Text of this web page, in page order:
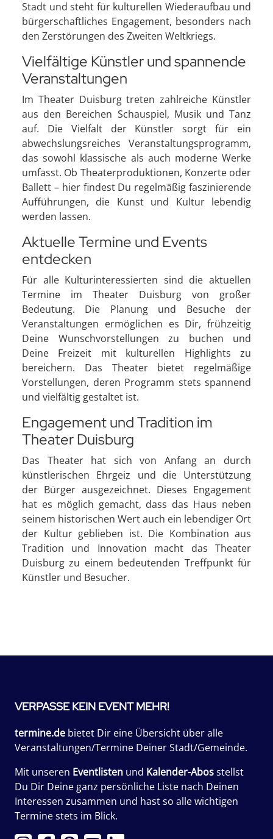
Stadt und steht für kulturellen Wiederaufbau und
bürgerschaftliches Engagement, besonders nach
den Zerstörungen des Zweiten Weltkriegs.
Vielfältige Künstler und spannende
Veranstaltungen
Im Theater Duisburg treten zahlreiche Künstler
aus den Bereichen Schauspiel, Musik und Tanz
auf. Die Vielfalt der Künstler sorgt für ein
abwechslungsreiches Veranstaltungsprogramm,
das sowohl klassische als auch moderne Werke
umfasst. Ob Theaterproduktionen, Konzerte oder
Ballett – hier findest Du regelmäßig faszinierende
Aufführungen, die Kunst und Kultur lebendig
werden lassen.
Aktuelle Termine und Events
entdecken
Für alle Kulturinteressierten sind die aktuellen
Termine im Theater Duisburg von großer
Bedeutung. Die Planung und Besuche der
Veranstaltungen ermöglichen es Dir, frühzeitig
Deine Wunschvorstellungen zu buchen und
Deine Freizeit mit kulturellen Highlights zu
bereichern. Das Theater bietet regelmäßige
Vorstellungen, deren Programm stets spannend
und vielfältig gestaltet ist.
Engagement und Tradition im
Theater Duisburg
Das Theater hat sich von Anfang an durch
künstlerischen Ehrgeiz und die Unterstützung
der Bürger ausgezeichnet. Dieses Engagement
hat es möglich gemacht, dass das Haus neben
seinem historischen Wert auch ein lebendiger Ort
der Kultur geblieben ist. Die Kombination aus
Tradition und Innovation macht das Theater
Duisburg zu einem bedeutenden Treffpunkt für
Künstler und Besucher.
VERPASSE KEIN EVENT MEHR!
termine.de bietet Dir eine Übersicht über alle
Veranstaltungen/Termine Deiner Stadt/Gemeinde.
Mit unseren Eventlisten und Kalender-Abosstellst
Du Dir Deine ganz persönliche Liste nach Deinen
Interessen zusammen und hast so alle wichtigen
Termine stets im Blick.